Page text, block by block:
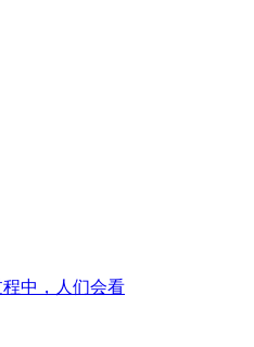
中，人们会看